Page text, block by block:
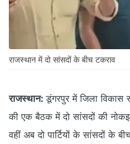
राजस्थान में दो सांसदों के बीच टकराव
राजस्थान: डूंगरपुर में जिला विकास
की एक बैठक में दो सांसदों की
वहीं अब दो पार्टियों के सांसदों के